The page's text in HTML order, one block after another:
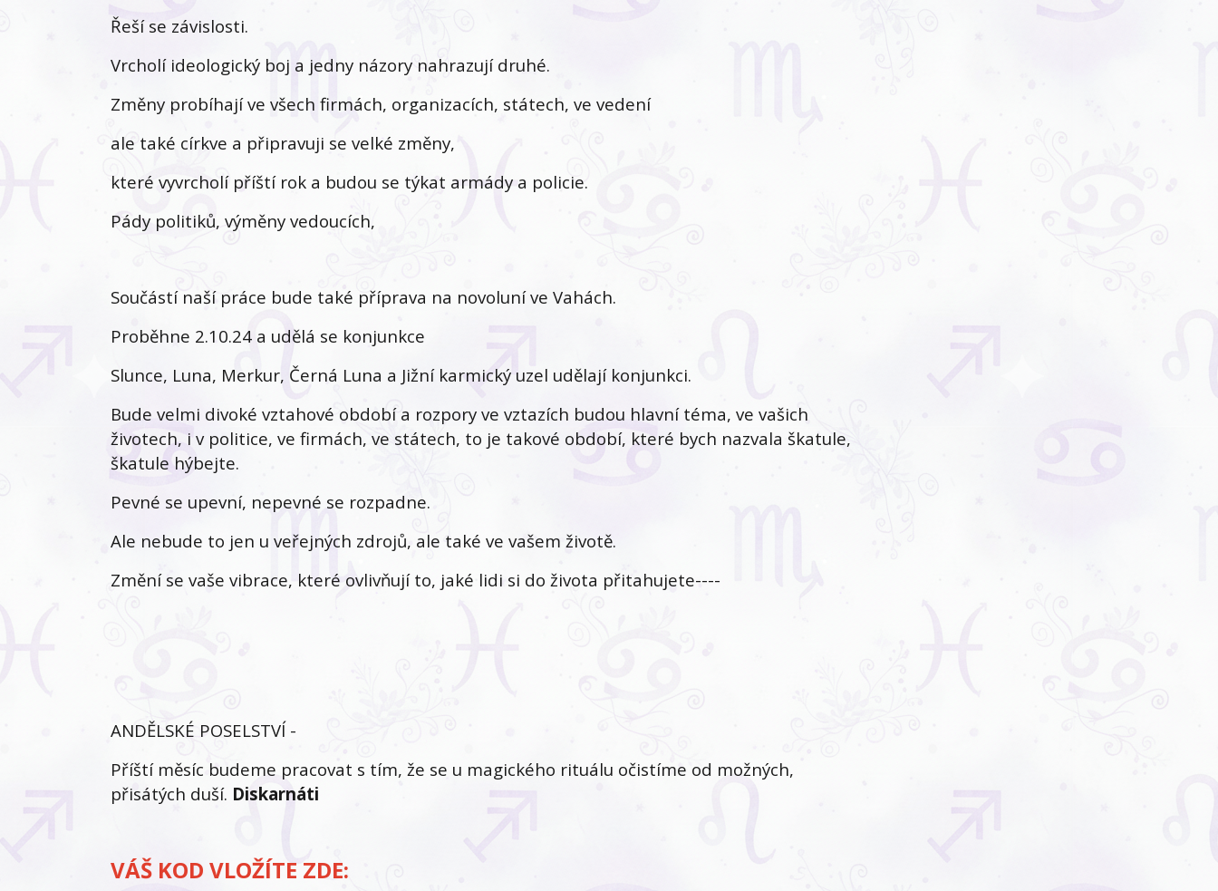
Řeší se závislosti.
Vrcholí ideologický boj a jedny názory nahrazují druhé.
Změny probíhají ve všech firmách, organizacích, státech, ve vedení
ale také církve a připravuji se velké změny,
které vyvrcholí příští rok a budou se týkat armády a policie.
Pády politiků, výměny vedoucích,
Součástí naší práce bude také příprava na novoluní ve Vahách.
Proběhne 2.10.24 a udělá se konjunkce
Slunce, Luna, Merkur, Černá Luna a Jižní karmický uzel udělají konjunkci.
Bude velmi divoké vztahové období a rozpory ve vztazích budou hlavní téma, ve vašich
životech, i v politice, ve firmách, ve státech, to je takové období, které bych nazvala škatule,
škatule hýbejte.
Pevné se upevní, nepevné se rozpadne.
Ale nebude to jen u veřejných zdrojů, ale také ve vašem životě.
Změní se vaše vibrace, které ovlivňují to, jaké lidi si do života přitahujete----
ANDĚLSKÉ POSELSTVÍ -
Příští měsíc budeme pracovat s tím, že se u magického rituálu očistíme od možných,
přisátých duší. Diskarnáti
VÁŠ KOD VLOŽÍTE ZDE: